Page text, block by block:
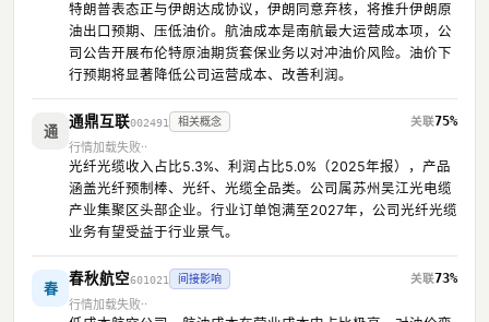
特朗普表态正与伊朗达成协议，伊朗同意弃核，将推升伊朗原
油出口预期、压低油价。航油成本是南航最大运营成本项，公
司公告开展布伦特原油期货套保业务以对冲油价风险。油价下
行预期将显著降低公司运营成本、改善利润。
通
通鼎互联002491 相关概念
75%
行情加载失败
光纤光缆收入占比5.3%、利润占比5.0%（2025年报），产品
涵盖光纤预制棒、光纤、光缆全品类。公司属苏州吴江光电缆
产业集聚区头部企业。行业订单饱满至2027年，公司光纤光缆
业务有望受益于行业景气。
春
春秋航空601021 间接影响
73%
行情加载失败